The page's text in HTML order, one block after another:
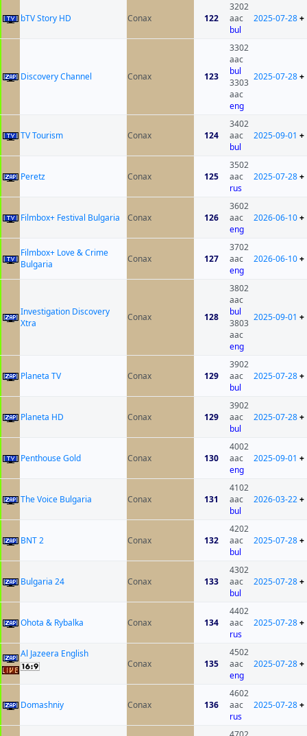
bTV Story HD Conax 122
3202
aac
bul
2025-07-28+
Discovery Channel Conax 123
3302
aac
bul
3303
aac
eng
2025-07-28+
TV Tourism Conax 124
3402
aac
bul
2025-09-01 +
Peretz Conax 125
3502
aac
rus
2025-07-28+
Filmbox+ Festival Bulgaria Conax 126
3602
aac
eng
2026-06-10+
Filmbox+ Love & Crime
Bulgaria
Conax 127
3702
aac
eng
2026-06-10+
Investigation Discovery
Xtra
Conax 128
3802
aac
bul
3803
aac
eng
2025-09-01 +
Planeta TV Conax 129
3902
aac
bul
2025-07-28+
Planeta HD Conax 129
3902
aac
bul
2025-07-28+
Penthouse Gold Conax 130
4002
aac
eng
2025-09-01 +
The Voice Bulgaria Conax 131
4102
aac
bul
2026-03-22+
BNT 2 Conax 132
4202
aac
bul
2025-07-28+
Bulgaria 24 Conax 133
4302
aac
bul
2025-07-28+
Ohota & Rybalka Conax 134
4402
aac
rus
2025-07-28+
Al Jazeera English
Conax
135
4502
aac
eng
2025-07-28+
Domashniy Conax 136
4602
aac
rus
2025-07-28+